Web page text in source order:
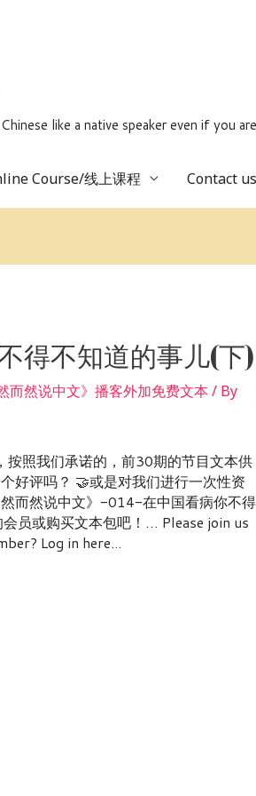
like a native speaker even if you
Course/线上课程 Contact
得不知道的事儿(下)
然说中文》播客外加免费文本 / By
按照我们承诺的，前30期的节目文本供
好评吗？ 🤝或是对我们进行一次性资
而然说中文》-014-在中国看病你不得
员或购买文本包吧！… Please join us
Log in here...